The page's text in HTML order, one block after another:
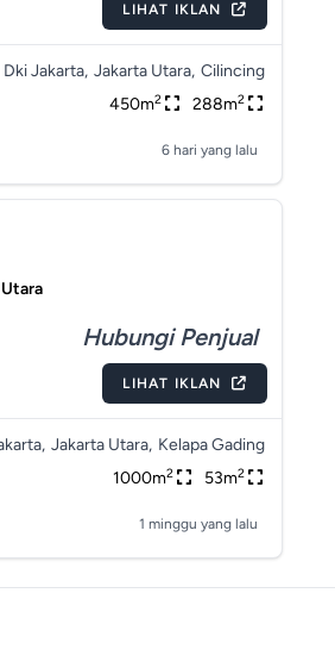
LIHAT IKLAN
Dki Jakarta, Jakarta Utara, Cilincing
450m2 288m2
6 hari yang lalu
Hubungi Penjual
LIHAT IKLAN
Jakarta Utara, Kelapa Gading
1000m2 53m2
1 minggu yang lalu